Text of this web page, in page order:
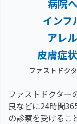
病院
インフ
アレ
皮膚症
ファストドク
ファストドクター
良などに24時間
の診察を受けるこ